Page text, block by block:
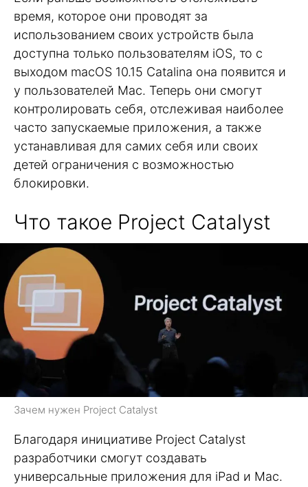
время, которое они проводят за
использованием своих устройств была
доступна только пользователям iOS, то с
выходом macOS 10.15 Catalina она появится и
у пользователей Mac. Теперь они смогут
контролировать себя, отслеживая наиболее
часто запускаемые приложения, а также
устанавливая для самих себя или своих
детей ограничения с возможностью
блокировки.
Что такое Project Catalyst
Зачем нужен Project Catalyst
Благодаря инициативе Project Catalyst
разработчики смогут создавать
универсальные приложения для iPad и Mac.